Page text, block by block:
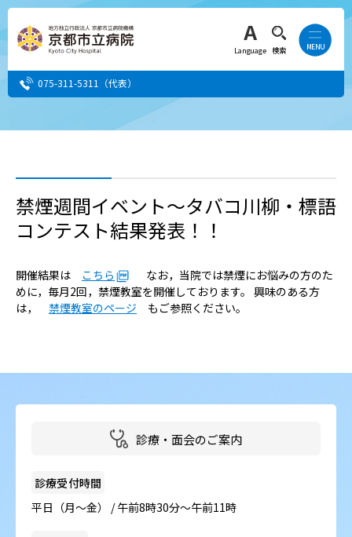
Language 検索
075-311-5311 （代表）
人間ドック希望の方
当院へ就職希望の方
事業者・その他の方
ご意見箱
禁煙週間イベント～タバコ川柳・標語
コンテスト結果発表！！
開催結果は こちら
なお，当院では禁煙にお悩みの方のた
めに，毎月2回，禁煙教室を開催しております。 興味のある方
は， 禁煙教室のページ もご参照ください。
診療・面会のご案内
診療受付時間
平日（月～金） / 午前8時30分～午前11時